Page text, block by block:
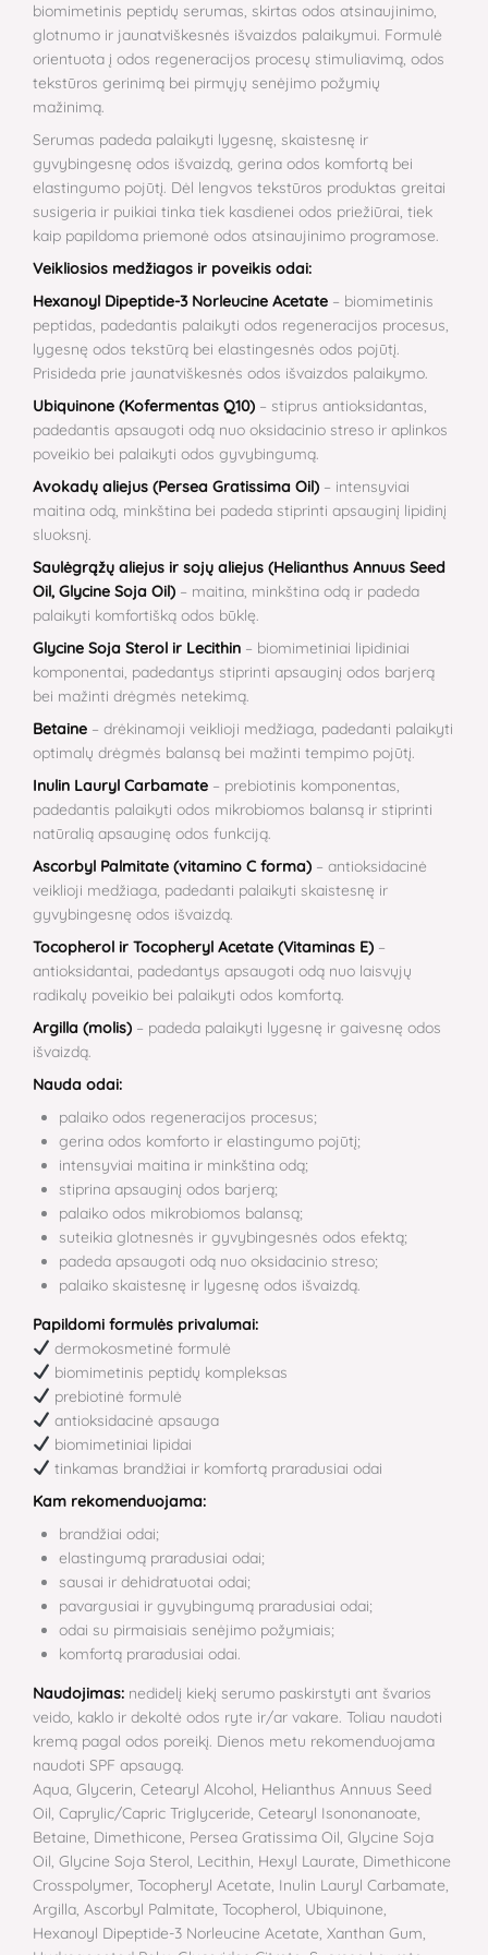
biomimetinis peptidų serumas, skirtas odos atsinaujinimo,
glotnumo ir jaunatviškesnės išvaizdos palaikymui. Formulė
orientuota į odos regeneracijos procesų stimuliavimą, odos
tekstūros gerinimą bei pirmųjų senėjimo požymių
mažinimą.
Serumas padeda palaikyti lygesnę, skaistesnę ir
gyvybingesnę odos išvaizdą, gerina odos komfortą bei
elastingumo pojūtį. Dėl lengvos tekstūros produktas greitai
susigeria ir puikiai tinka tiek kasdienei odos priežiūrai, tiek
kaip papildoma priemonė odos atsinaujinimo programose.
Veikliosios medžiagos ir poveikis odai:
Hexanoyl Dipeptide-3 Norleucine Acetate – biomimetinis
peptidas, padedantis palaikyti odos regeneracijos procesus,
lygesnę odos tekstūrą bei elastingesnės odos pojūtį.
Prisideda prie jaunatviškesnės odos išvaizdos palaikymo.
Ubiquinone (Kofermentas Q10) – stiprus antioksidantas,
padedantis apsaugoti odą nuo oksidacinio streso ir aplinkos
poveikio bei palaikyti odos gyvybingumą.
Avokadų aliejus (Persea Gratissima Oil) – intensyviai
maitina odą, minkština bei padeda stiprinti apsauginį lipidinį
sluoksnį.
Saulėgrąžų aliejus ir sojų aliejus (Helianthus Annuus Seed
Oil, Glycine Soja Oil) – maitina, minkština odą ir padeda
palaikyti komfortišką odos būklę.
Glycine Soja Sterol ir Lecithin – biomimetiniai lipidiniai
komponentai, padedantys stiprinti apsauginį odos barjerą
bei mažinti drėgmės netekimą.
Betaine – drėkinamoji veiklioji medžiaga, padedanti palaikyti
optimalų drėgmės balansą bei mažinti tempimo pojūtį.
Inulin Lauryl Carbamate – prebiotinis komponentas,
padedantis palaikyti odos mikrobiomos balansą ir stiprinti
natūralią apsauginę odos funkciją.
Ascorbyl Palmitate (vitamino C forma) – antioksidacinė
veiklioji medžiaga, padedanti palaikyti skaistesnę ir
gyvybingesnę odos išvaizdą.
Tocopherol ir Tocopheryl Acetate (Vitaminas E) –
antioksidantai, padedantys apsaugoti odą nuo laisvųjų
radikalų poveikio bei palaikyti odos komfortą.
Argilla (molis) – padeda palaikyti lygesnę ir gaivesnę odos
išvaizdą.
Nauda odai:
palaiko odos regeneracijos procesus;
gerina odos komforto ir elastingumo pojūtį;
intensyviai maitina ir minkština odą;
stiprina apsauginį odos barjerą;
palaiko odos mikrobiomos balansą;
suteikia glotnesnės ir gyvybingesnės odos efektą;
padeda apsaugoti odą nuo oksidacinio streso;
palaiko skaistesnę ir lygesnę odos išvaizdą.
Papildomi formulės privalumai:
dermokosmetinė formulė
biomimetinis peptidų kompleksas
prebiotinė formulė
antioksidacinė apsauga
biomimetiniai lipidai
tinkamas brandžiai ir komfortą praradusiai odai
Kam rekomenduojama:
brandžiai odai;
elastingumą praradusiai odai;
sausai ir dehidratuotai odai;
pavargusiai ir gyvybingumą praradusiai odai;
odai su pirmaisiais senėjimo požymiais;
komfortą praradusiai odai.
Naudojimas: nedidelį kiekį serumo paskirstyti ant švarios
veido, kaklo ir dekoltė odos ryte ir/ar vakare. Toliau naudoti
kremą pagal odos poreikį. Dienos metu rekomenduojama
naudoti SPF apsaugą.
Aqua, Glycerin, Cetearyl Alcohol, Helianthus Annuus Seed
Oil, Caprylic/Capric Triglyceride, Cetearyl Isononanoate,
Betaine, Dimethicone, Persea Gratissima Oil, Glycine Soja
Oil, Glycine Soja Sterol, Lecithin, Hexyl Laurate, Dimethicone
Crosspolymer, Tocopheryl Acetate, Inulin Lauryl Carbamate,
Argilla, Ascorbyl Palmitate, Tocopherol, Ubiquinone,
Hexanoyl Dipeptide-3 Norleucine Acetate, Xanthan Gum,